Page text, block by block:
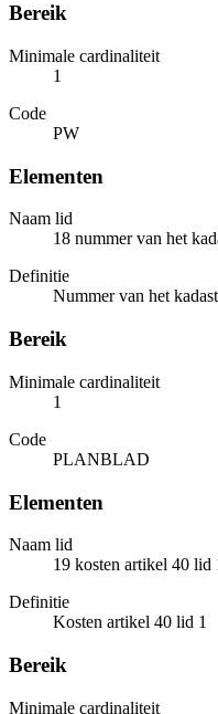
Bereik
Minimale cardinaliteit
1
Code
PW
Elementen
Naam lid
18 nummer van het
Definitie
Nummer van het
Bereik
Minimale cardinaliteit
1
Code
PLANBLAD
Elementen
Naam lid
19 kosten artikel 40 lid
Definitie
Kosten artikel 40 lid 1
Bereik
Minimale cardinaliteit